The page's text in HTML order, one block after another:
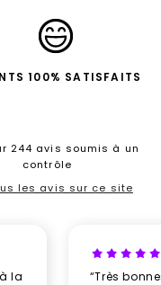
100% SATISFAITS
244 avis soumis à un
contrôle
les avis sur ce site
la
“Très